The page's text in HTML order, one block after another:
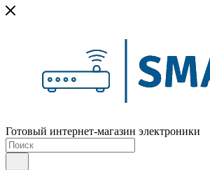
Готовый интернет-магазин электроники